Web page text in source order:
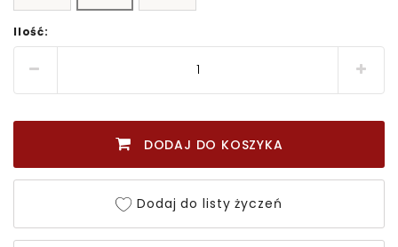
Ilość:
DODAJ DO KOSZYKA
Dodaj do listy życzeń